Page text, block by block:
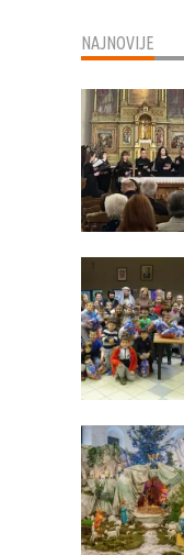
NAJNOVIJE